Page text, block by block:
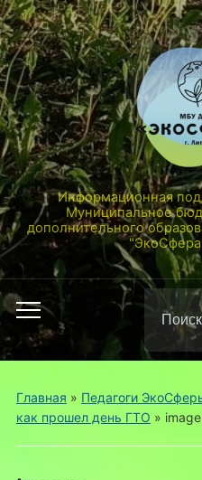
Информационная
Муниципальное
дополнительного
Переключить
мобильное
меню
Поиск
по:
Главная » Педагоги
как прошел день ГТО » image